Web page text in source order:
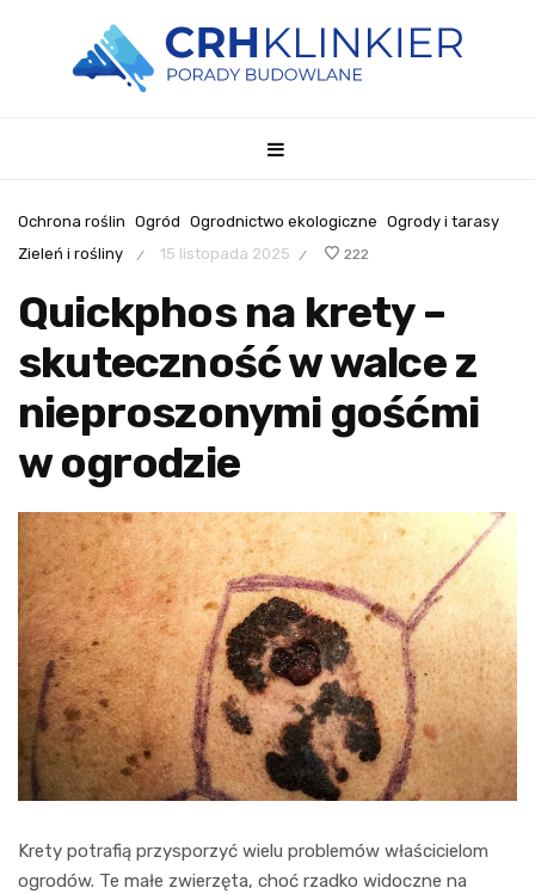
Ochrona roślin Ogród Ogrodnictwo ekologiczne Ogrody i tarasy
Zieleń i rośliny
/ 15 listopada 2025 / 222
Quickphos na krety –
skuteczność w walce z
nieproszonymi gośćmi
w ogrodzie
Krety potrafią przysporzyć wielu problemów właścicielom
ogrodów. Te małe zwierzęta, choć rzadko widoczne na